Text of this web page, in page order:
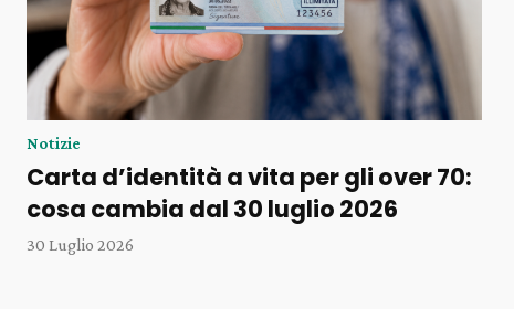
Notizie
Carta d’identità a vita per gli over 70:
cosa cambia dal 30 luglio 2026
30 Luglio 2026